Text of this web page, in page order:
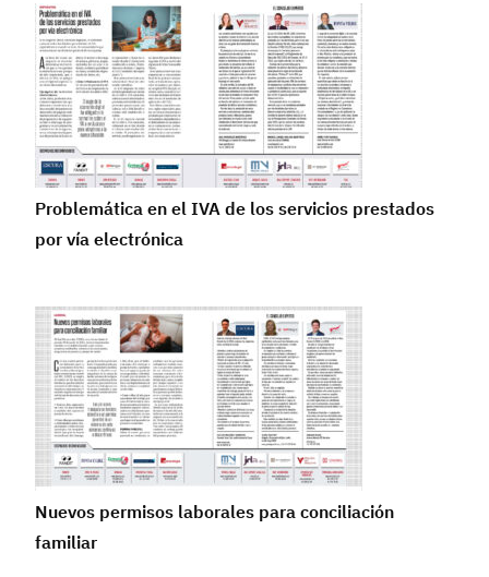
Problemática en el IVA de los servicios prestados
por vía electrónica
Nuevos permisos laborales para conciliación
familiar